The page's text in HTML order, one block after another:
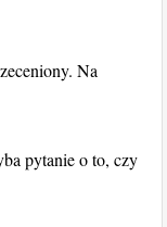
Na
pytanie o to, czy